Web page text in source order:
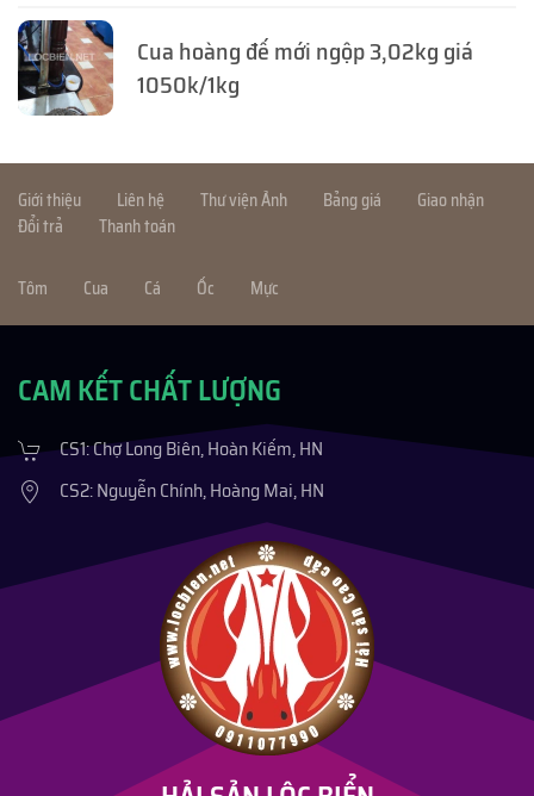
Cua hoàng đế mới ngộp 3,02kg giá
1050k/1kg
Giới thiệu Liên hệ Thư viện Ảnh Bảng giá
Giao nhận
Đổi trả
Thanh toán
Tôm Cua Cá Ốc Mực
CAM KẾT CHẤT LƯỢNG
CS1: Chợ Long Biên, Hoàn Kiếm, HN
CS2: Nguyễn Chính, Hoàng Mai, HN